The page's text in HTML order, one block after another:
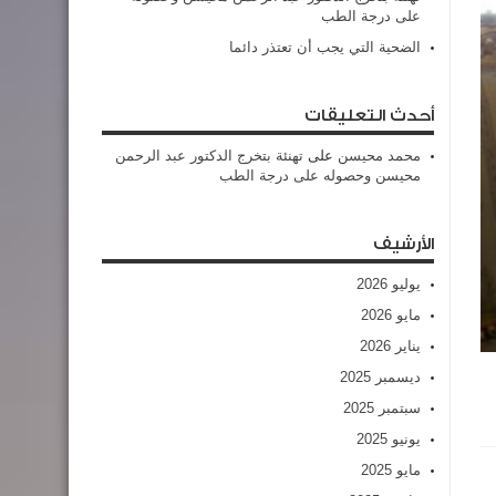
على درجة الطب
الضحية التي يجب أن تعتذر دائما
أحدث التعليقات
محمد محيسن على تهنئة بتخرج الدكتور عبد الرحمن
محيسن وحصوله على درجة الطب
الأرشيف
يوليو 2026
مايو 2026
يناير 2026
ديسمبر 2025
سبتمبر 2025
يونيو 2025
مايو 2025